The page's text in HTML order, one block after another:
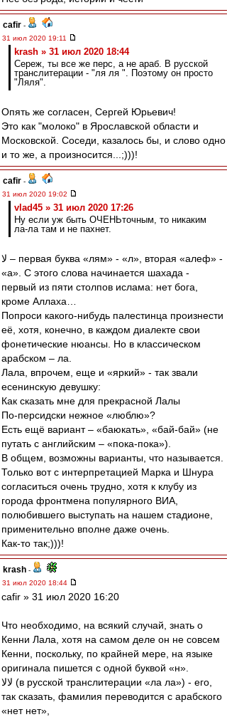
cafir -
31 июл 2020 19:11
krash » 31 июл 2020 18:44
Сереж, ты все же перс, а не араб. В русской
транслитерации - "ля ля ". Поэтому он просто
"Ляля".
Опять же согласен, Сергей Юрьевич!
Это как "молоко" в Ярославской области и
Московской. Соседи, казалось бы, и слово одно
и то же, а произносится...;)))!
cafir -
31 июл 2020 19:02
vlad45 » 31 июл 2020 17:26
Ну если уж быть ОЧЕНЬточным, то никаким
ла-ла там и не пахнет.
لا – первая буква «лям» - «л», вторая «алеф» -
«а». С этого слова начинается шахада -
первый из пяти столпов ислама: нет бога,
кроме Аллаха…
Попроси какого-нибудь палестинца произнести
её, хотя, конечно, в каждом диалекте свои
фонетические нюансы. Но в классическом
арабском – ла.
Лала, впрочем, еще и «яркий» - так звали
есенинскую девушку:
Как сказать мне для прекрасной Лалы
По-персидски нежное «люблю»?
Есть ещё вариант – «баюкать», «бай-бай» (не
путать с английским – «пока-пока»).
В общем, возможны варианты, что называется.
Только вот с интерпретацией Марка и Шнура
согласиться очень трудно, хотя к клубу из
города фронтмена популярного ВИА,
полюбившего выступать на нашем стадионе,
применительно вполне даже очень.
Как-то так;)))!
krash -
31 июл 2020 18:44
cafir » 31 июл 2020 16:20
Что необходимо, на всякий случай, знать о
Кенни Лала, хотя на самом деле он не совсем
Кенни, поскольку, по крайней мере, на языке
оригинала пишется с одной буквой «н».
لالا (в русской транслитерации «ла ла») - его,
так сказать, фамилия переводится с арабского
«нет нет»,